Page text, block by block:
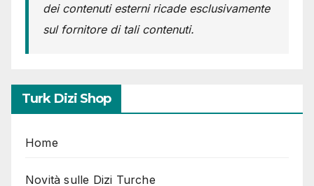
dei contenuti esterni ricade esclusivamente
sul fornitore di tali contenuti.
Turk Dizi Shop
Home
Novità sulle Dizi Turche